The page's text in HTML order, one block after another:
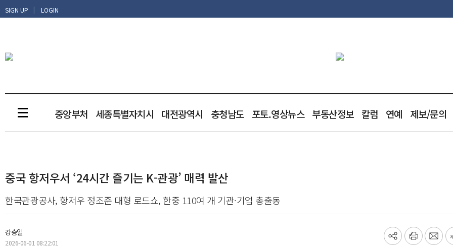
SIGN UP | LOGIN
중앙부처 세종특별자치시 대전광역시 충청남도 포토.영상뉴스 부동산정보 칼럼 연예 제보/문의
중국 항저우서 ‘24시간 즐기는 K-관광’ 매력 발산
한국관광공사, 항저우 정조준 대형 로드쇼, 한중 110여 개 기관·기업 총출동
강승일
2026-06-01 08:22:01
기
프
메